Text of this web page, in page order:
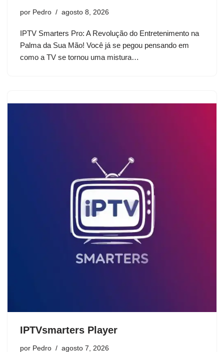
por Pedro agosto 8, 2026
IPTV Smarters Pro: A Revolução do Entretenimento na
Palma da Sua Mão! Você já se pegou pensando em
como a TV se tornou uma mistura…
IPTVsmarters Player
por Pedro agosto 7, 2026